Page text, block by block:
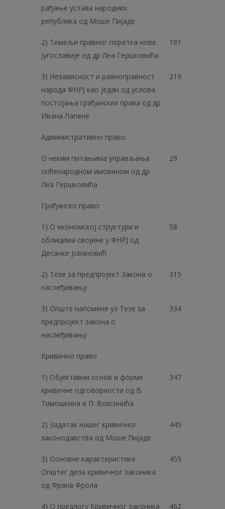
рађање устава народних
република од Моше Пијаде
2) Темељи правног поретка нове
Југославије од др Леа Гершковића
191
3) Независност и равноправност
народа ФНРЈ као један од услова
постојања грађанских права од др
Иванa Лапене
219
Административно право
О неким питањима управљања
опћенародном имовином од др
Леа Гершковића
29
Грађанско право
1) О економској структури и
облицима својине у ФНРЈ од
Десанке Јовановић
58
2) Тезе за предпројект Закона о
наслеђивању
315
3) Опште напомене уз Тезе за
предпројект закона о
наслеђивању
334
Кривично право
1) Објективни основ и форме
кривичне одговорности од В.
Тимошкина и П. Власинића
347
2) Задатак нашег кривичног
законодавства од Моше Пијаде
445
3) Основне карактеристике
Општег дела кривичног законика
од Франа Фрола
455
4) О предлогу Кривичног законика 462